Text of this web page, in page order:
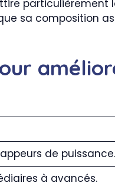
particulièrement
sa composition
de puissance.
à avancés.